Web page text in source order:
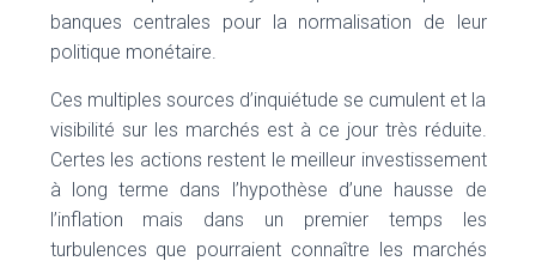
banques centrales pour la normalisation de leur
politique monétaire.
Ces multiples sources d’inquiétude se cumulent et la
visibilité sur les marchés est à ce jour très réduite.
Certes les actions restent le meilleur investissement
à long terme dans l’hypothèse d’une hausse de
l’inflation mais dans un premier temps les
turbulences que pourraient connaître les marchés